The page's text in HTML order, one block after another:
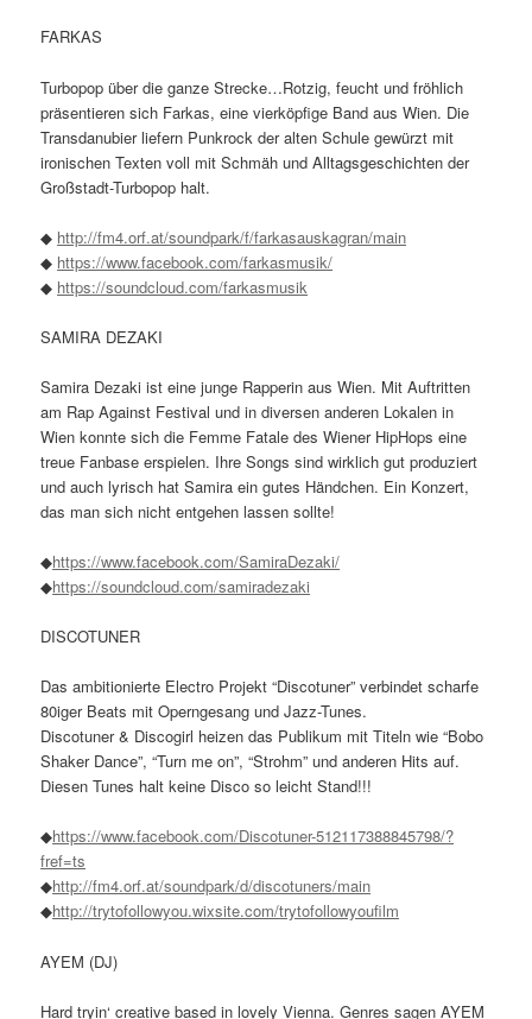
FARKAS
Turbopop über die ganze Strecke…Rotzig, feucht und fröhlich
präsentieren sich Farkas, eine vierköpfige Band aus Wien. Die
Transdanubier liefern Punkrock der alten Schule gewürzt mit
ironischen Texten voll mit Schmäh und Alltagsgeschichten der
Großstadt-Turbopop halt.
◆ http://fm4.orf.at/soundpark/f/farkasauskagran/main
◆ https://www.facebook.com/farkasmusik/
◆ https://soundcloud.com/farkasmusik
SAMIRA DEZAKI
Samira Dezaki ist eine junge Rapperin aus Wien. Mit Auftritten
am Rap Against Festival und in diversen anderen Lokalen in
Wien konnte sich die Femme Fatale des Wiener HipHops eine
treue Fanbase erspielen. Ihre Songs sind wirklich gut produziert
und auch lyrisch hat Samira ein gutes Händchen. Ein Konzert,
das man sich nicht entgehen lassen sollte!
◆https://www.facebook.com/SamiraDezaki/
◆https://soundcloud.com/samiradezaki
DISCOTUNER
Das ambitionierte Electro Projekt “Discotuner” verbindet scharfe
80iger Beats mit Operngesang und Jazz-Tunes.
Discotuner & Discogirl heizen das Publikum mit Titeln wie “Bobo
Shaker Dance”, “Turn me on”, “Strohm” und anderen Hits auf.
Diesen Tunes halt keine Disco so leicht Stand!!!
◆https://www.facebook.com/Discotuner-512117388845798/?
fref=ts
◆http://fm4.orf.at/soundpark/d/discotuners/main
◆http://trytofollowyou.wixsite.com/trytofollowyoufilm
AYEM (DJ)
Hard tryin‘ creative based in lovely Vienna. Genres sagen AYEM